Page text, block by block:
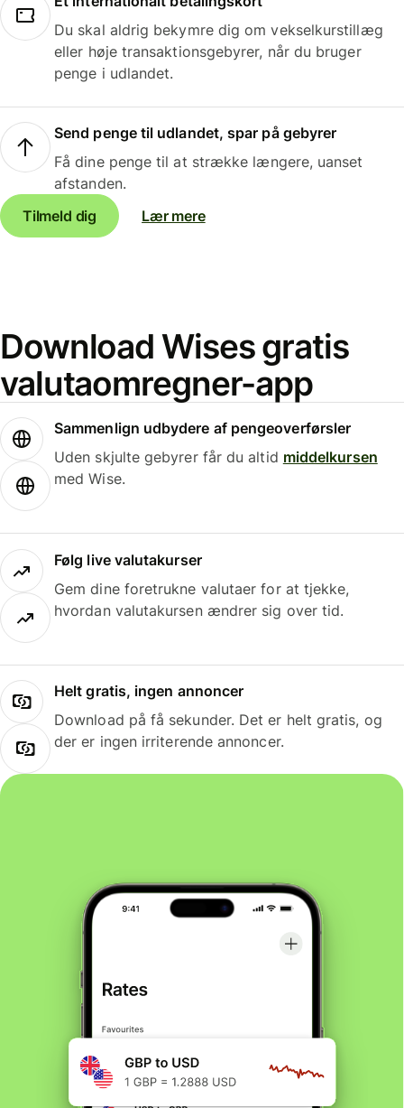
Du skal aldrig bekymre dig om vekselkurstillæg
eller høje transaktionsgebyrer, når du bruger
penge i udlandet.
Send penge til udlandet, spar på gebyrer
Få dine penge til at strække længere, uanset
afstanden.
Tilmeld dig
Lær mere
Download Wises gratis
valutaomregner-app
Sammenlign udbydere af pengeoverførsler
Uden skjulte gebyrer får du altid middelkursen
med Wise.
Følg live valutakurser
Gem dine foretrukne valutaer for at tjekke,
hvordan valutakursen ændrer sig over tid.
Helt gratis, ingen annoncer
Download på få sekunder. Det er helt gratis, og
der er ingen irriterende annoncer.